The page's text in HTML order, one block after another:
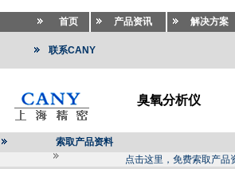
首页 产品资讯 解决方案
联系CANY
臭氧分析仪
索取产品资料
点击这里，免费索取产品